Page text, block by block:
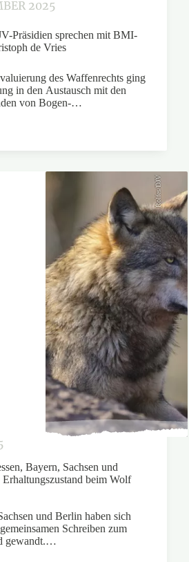
2025
Präsidien sprechen mit BMI-
de Vries
des Waffenrechts ging
in den Austausch mit den
von Bogen-…
Rolfes/DJV
Bayern, Sachsen und
beim Wolf
und Berlin haben sich
Schreiben zum
gewandt.…